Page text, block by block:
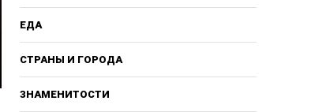
ЕДА
СТРАНЫ И ГОРОДА
ЗНАМЕНИТОСТИ